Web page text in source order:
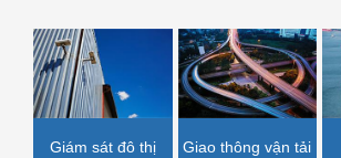
Giám sát đô thị
Giao thông vận tải